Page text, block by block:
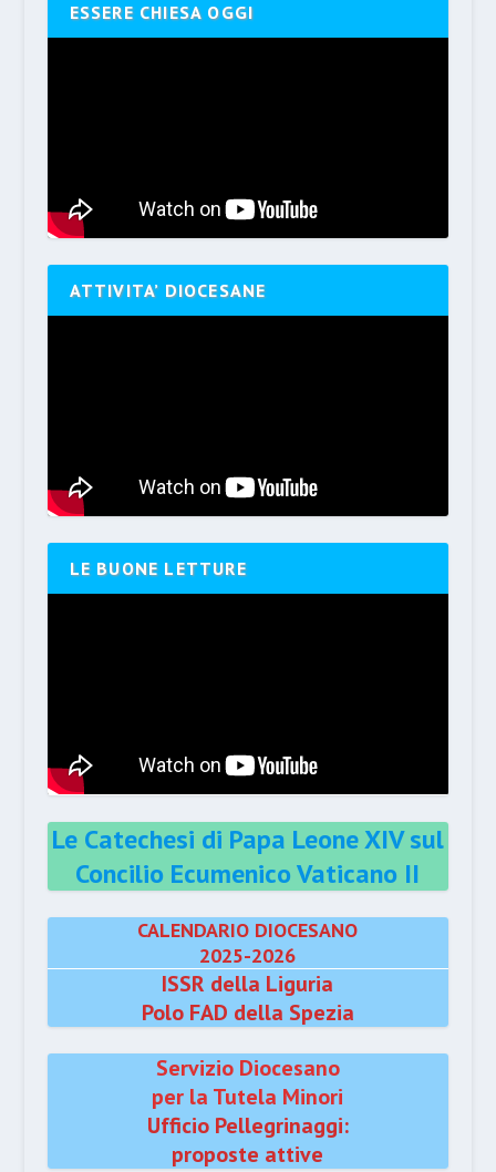
ESSERE CHIESA OGGI
ATTIVITA’ DIOCESANE
LE BUONE LETTURE
Le Catechesi di Papa Leone XIV sul
Concilio Ecumenico Vaticano II
CALENDARIO DIOCESANO
2025-2026
ISSR della Liguria
Polo FAD della Spezia
Servizio Diocesano
per la Tutela Minori
Ufficio Pellegrinaggi:
proposte attive